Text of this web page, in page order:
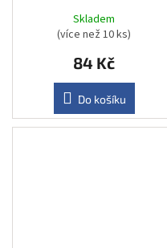
Skladem
(více než 10 ks)
84 Kč
Do košíku